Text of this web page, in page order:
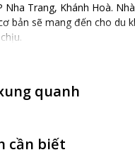
Nha Trang, Khánh Hoà.
bản sẽ mang đến cho du
quanh
cần biết